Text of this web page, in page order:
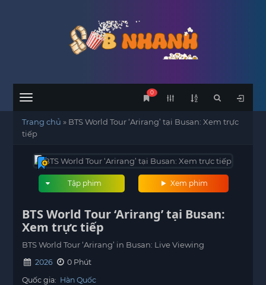
Menu
0
Trang chủ » BTS World Tour ‘Arirang’ tại Busan: Xem trực
tiếp
Xem phim
Tập phim
BTS World Tour ‘Arirang’ tại Busan:
Xem trực tiếp
BTS World Tour ‘Arirang’ in Busan: Live Viewing
2026
0 Phút
Quốc gia: Hàn Quốc